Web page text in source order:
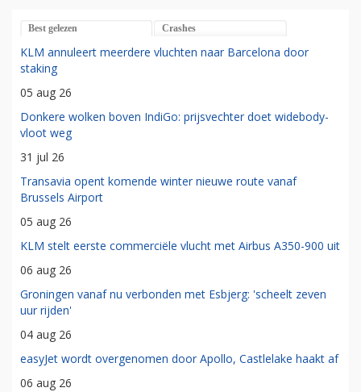
Best gelezen Crashes
KLM annuleert meerdere vluchten naar Barcelona door
staking
05 aug 26
Donkere wolken boven IndiGo: prijsvechter doet widebody-
vloot weg
31 jul 26
Transavia opent komende winter nieuwe route vanaf
Brussels Airport
05 aug 26
KLM stelt eerste commerciële vlucht met Airbus A350-900 uit
06 aug 26
Groningen vanaf nu verbonden met Esbjerg: 'scheelt zeven
uur rijden'
04 aug 26
easyJet wordt overgenomen door Apollo, Castlelake haakt af
06 aug 26